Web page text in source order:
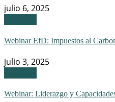
julio 6, 2025
Webinar EfD: Impuestos al
julio 3, 2025
Webinar: Liderazgo y